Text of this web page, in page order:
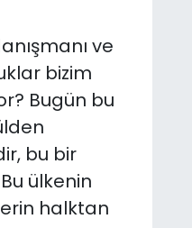
ve
bizim
Bugün bu
bu bir
ülkenin
halktan